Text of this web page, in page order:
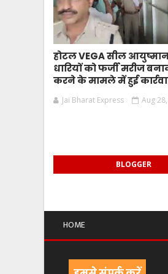
होटल VEGA सील आयुष्मान
धारियों को फर्जी मरीज
करने के मामले में हुई
Jai Bharat Express Aug
BLOGGER
HOME